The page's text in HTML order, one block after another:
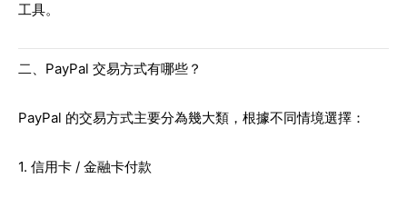
工具。
二、PayPal 交易方式有哪些？
PayPal 的交易方式主要分為幾大類，根據不同情境選擇：
1. 信用卡 / 金融卡付款